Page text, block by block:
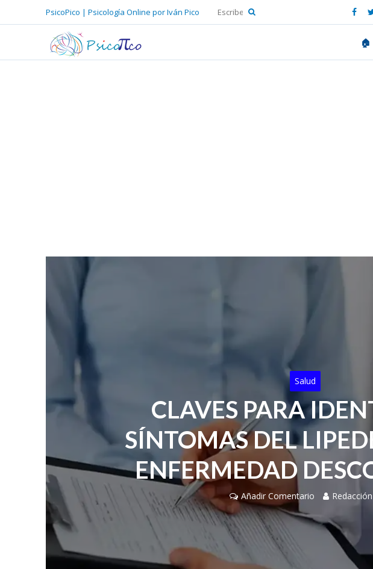
PsicoPico | Psicología Online por Iván Pico
🏠
Salud
CLAVES PARA
SÍNTOMAS DEL
ENFERMEDAD
Añadir Comentario Redacción